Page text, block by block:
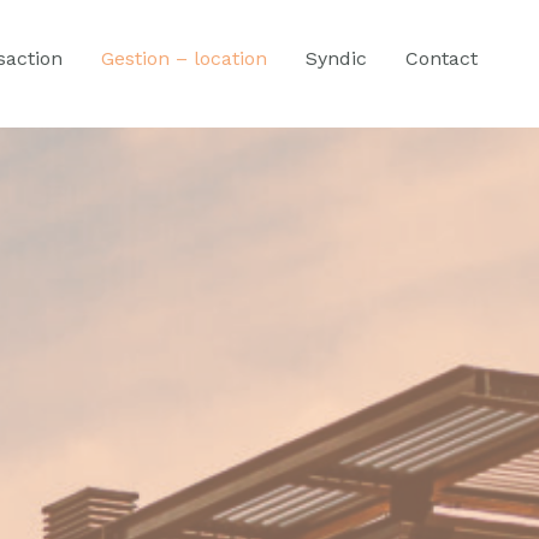
Gestion – location Syndic Contact